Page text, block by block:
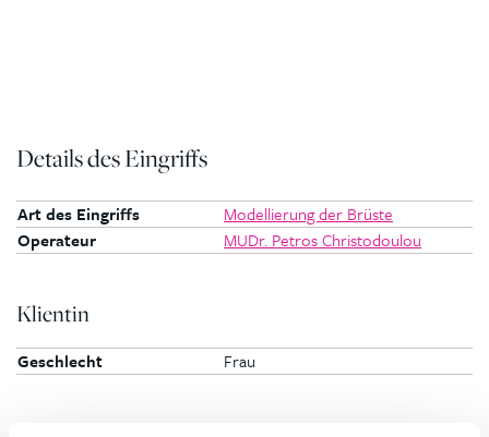
Details des Eingriffs
Art des Eingriffs
Modellierung der Brüste
Operateur
MUDr. Petros Christodoulou
Klientin
Geschlecht Frau